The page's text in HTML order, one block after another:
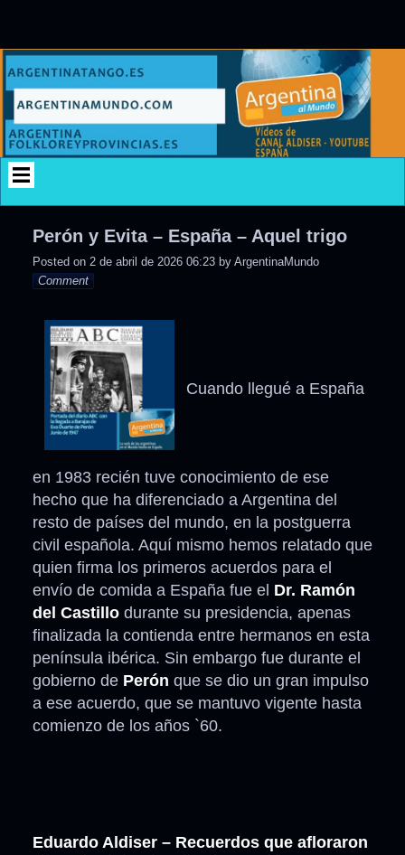
content
Perón y Evita – España – Aquel trigo
Posted on 2 de abril de 2026 06:23 by ArgentinaMundo
Comment
Cuando llegué a España
en 1983 recién tuve conocimiento de ese
hecho que ha diferenciado a Argentina del
resto de países del mundo, en la postguerra
civil española. Aquí mismo hemos relatado que
quien firma los primeros acuerdos para el
envío de comida a España fue el Dr. Ramón
del Castillo durante su presidencia, apenas
finalizada la contienda entre hermanos en esta
península ibérica. Sin embargo fue durante el
gobierno de Perón que se dio un gran impulso
a ese acuerdo, que se mantuvo vigente hasta
comienzo de los años `60.
Eduardo Aldiser – Recuerdos que afloraron